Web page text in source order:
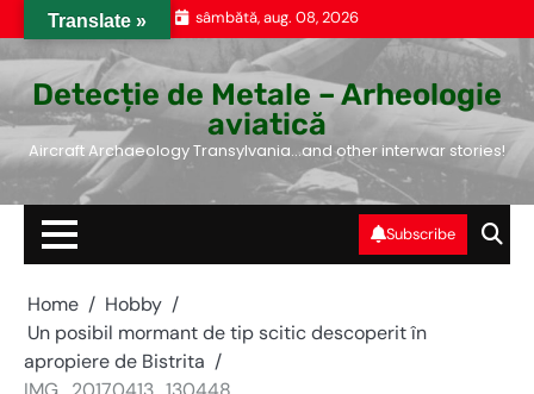
to
sâmbătă, aug. 08, 2026
Detecție de Metale – Arheologie
aviatică
Aircraft Archaeology Transylvania…and other interwar stories!
Subscribe
Home
Hobby
Un posibil mormant de tip scitic descoperit în
apropiere de Bistrita
Translate »